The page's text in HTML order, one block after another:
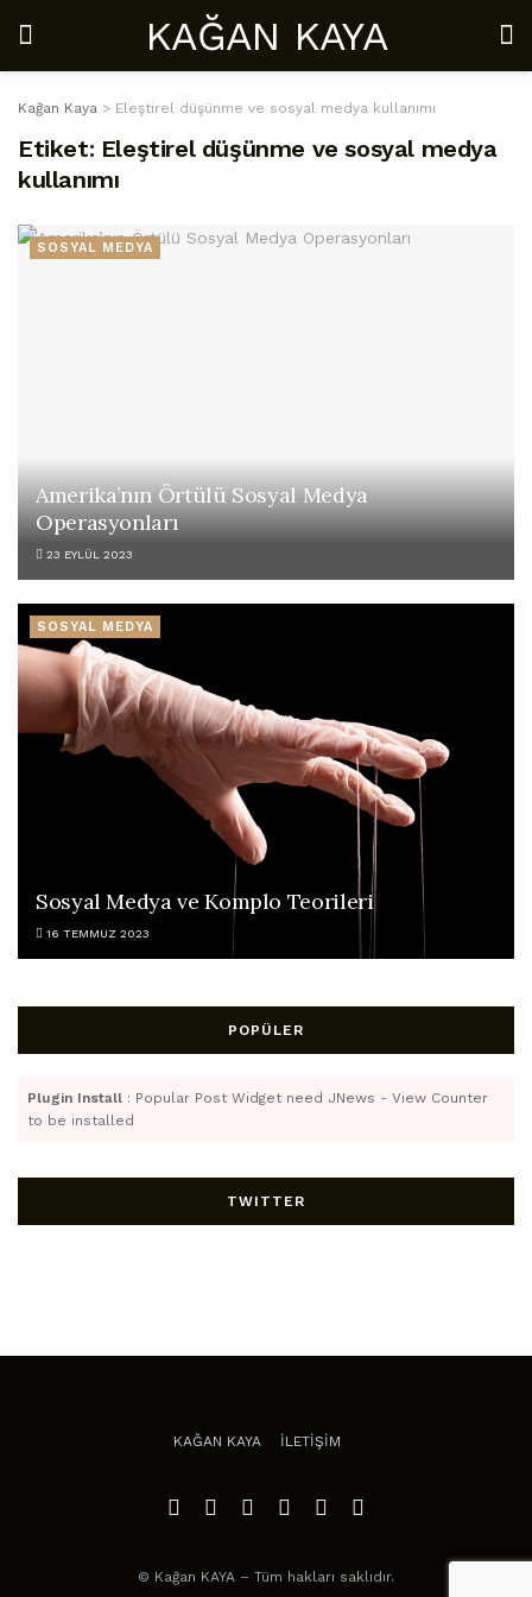
KAĞAN KAYA
Kağan Kaya > Eleştirel düşünme ve sosyal medya kullanımı
Etiket: Eleştirel düşünme ve sosyal medya
kullanımı
SOSYAL MEDYA
Amerika’nın Örtülü Sosyal Medya
Operasyonları
23 EYLÜL 2023
SOSYAL MEDYA
Sosyal Medya ve Komplo Teorileri
16 TEMMUZ 2023
POPÜLER
Plugin Install : Popular Post Widget need JNews - View Counter
to be installed
TWITTER
KAĞAN KAYA İLETİŞİM
© Kağan KAYA – Tüm hakları saklıdır.